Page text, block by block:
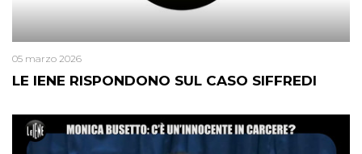
LE IENE RISPONDONO SUL CASO SIFFREDI
05 marzo 2026